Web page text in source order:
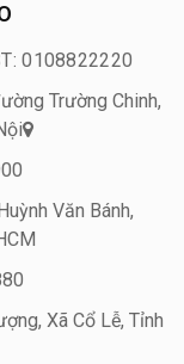
0108822220
Trường Chinh,
Văn Bánh,
Xã Cổ Lễ, Tỉnh